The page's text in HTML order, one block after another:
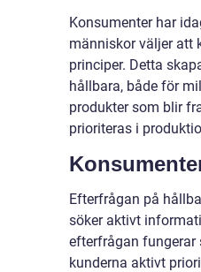
Konsumenter har
människor väljer att
principer. Detta
hållbara, både för
produkter som blir
prioriteras i
Efterfrågan på
söker aktivt
efterfrågan fungerar
kunderna aktivt